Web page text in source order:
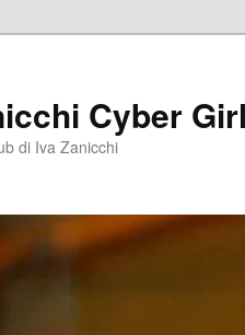
Cyber Girl
di Iva Zanicchi